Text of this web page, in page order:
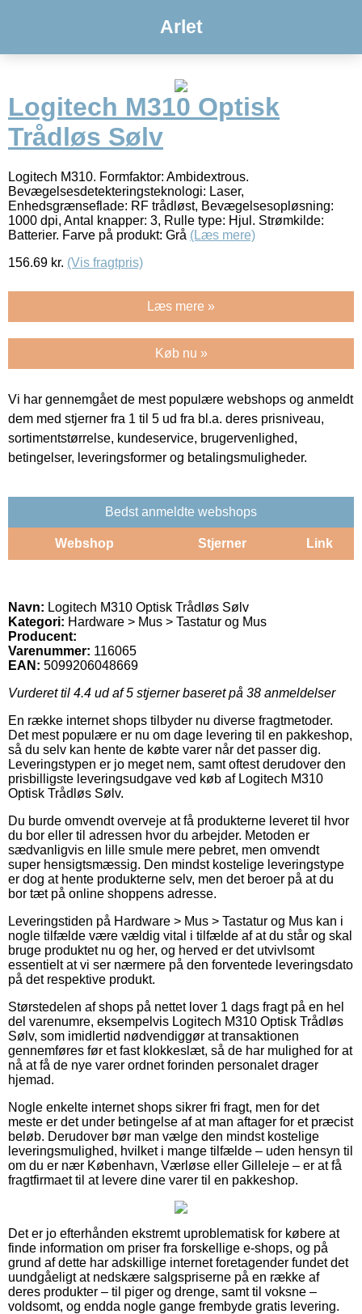
Arlet
Logitech M310 Optisk
Trådløs Sølv
Logitech M310. Formfaktor: Ambidextrous.
Bevægelsesdetekteringsteknologi: Laser,
Enhedsgrænseflade: RF trådløst, Bevægelsesopløsning:
1000 dpi, Antal knapper: 3, Rulle type: Hjul. Strømkilde:
Batterier. Farve på produkt: Grå (Læs mere)
156.69 kr. (Vis fragtpris)
Læs mere »
Køb nu »
Vi har gennemgået de mest populære webshops og anmeldt
dem med stjerner fra 1 til 5 ud fra bl.a. deres prisniveau,
sortimentstørrelse, kundeservice, brugervenlighed,
betingelser, leveringsformer og betalingsmuligheder.
Bedst anmeldte webshops
Webshop Stjerner Link
Navn: Logitech M310 Optisk Trådløs Sølv
Kategori: Hardware > Mus > Tastatur og Mus
Producent:
Varenummer: 116065
EAN: 5099206048669
Vurderet til 4.4 ud af 5 stjerner baseret på 38 anmeldelser
En række internet shops tilbyder nu diverse fragtmetoder.
Det mest populære er nu om dage levering til en pakkeshop,
så du selv kan hente de købte varer når det passer dig.
Leveringstypen er jo meget nem, samt oftest derudover den
prisbilligste leveringsudgave ved køb af Logitech M310
Optisk Trådløs Sølv.
Du burde omvendt overveje at få produkterne leveret til hvor
du bor eller til adressen hvor du arbejder. Metoden er
sædvanligvis en lille smule mere pebret, men omvendt
super hensigtsmæssig. Den mindst kostelige leveringstype
er dog at hente produkterne selv, men det beroer på at du
bor tæt på online shoppens adresse.
Leveringstiden på Hardware > Mus > Tastatur og Mus kan i
nogle tilfælde være vældig vital i tilfælde af at du står og skal
bruge produktet nu og her, og herved er det utvivlsomt
essentielt at vi ser nærmere på den forventede leveringsdato
på det respektive produkt.
Størstedelen af shops på nettet lover 1 dags fragt på en hel
del varenumre, eksempelvis Logitech M310 Optisk Trådløs
Sølv, som imidlertid nødvendiggør at transaktionen
gennemføres før et fast klokkeslæt, så de har mulighed for at
nå at få de nye varer ordnet forinden personalet drager
hjemad.
Nogle enkelte internet shops sikrer fri fragt, men for det
meste er det under betingelse af at man aftager for et præcist
beløb. Derudover bør man vælge den mindst kostelige
leveringsmulighed, hvilket i mange tilfælde – uden hensyn til
om du er nær København, Værløse eller Gilleleje – er at få
fragtfirmaet til at levere dine varer til en pakkeshop.
Det er jo efterhånden ekstremt uproblematisk for købere at
finde information om priser fra forskellige e-shops, og på
grund af dette har adskillige internet foretagender fundet det
uundgåeligt at nedskære salgspriserne på en række af
deres produkter – til piger og drenge, samt til voksne –
voldsomt, og endda nogle gange frembyde gratis levering.